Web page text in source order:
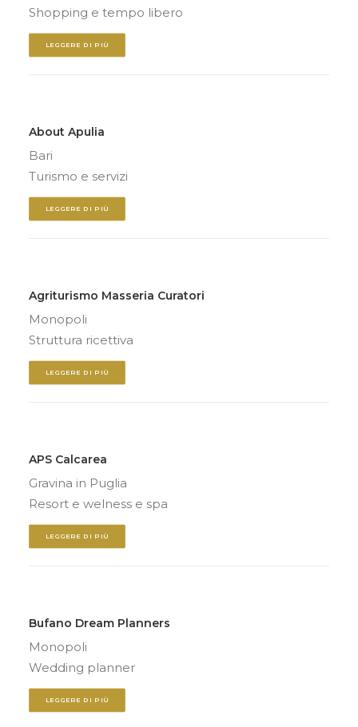
Shopping e tempo libero
LEGGERE DI PIÙ
About Apulia
Bari
Turismo e servizi
LEGGERE DI PIÙ
Agriturismo Masseria Curatori
Monopoli
Struttura ricettiva
LEGGERE DI PIÙ
APS Calcarea
Gravina in Puglia
Resort e welness e spa
LEGGERE DI PIÙ
Bufano Dream Planners
Monopoli
Wedding planner
LEGGERE DI PIÙ